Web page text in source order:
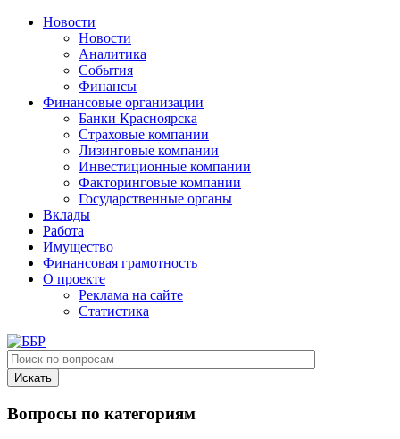
Новости
Новости
Аналитика
События
Финансы
Финансовые организации
Банки Красноярска
Страховые компании
Лизинговые компании
Инвестиционные компании
Факторинговые компании
Государственные органы
Вклады
Работа
Имущество
Финансовая грамотность
О проекте
Реклама на сайте
Статистика
Вопросы по категориям